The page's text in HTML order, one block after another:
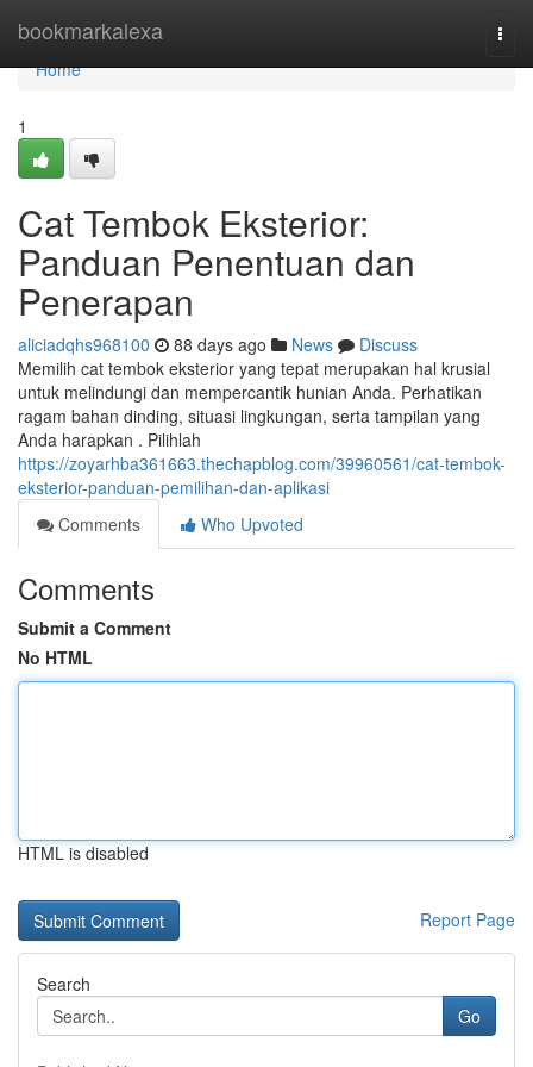
bookmarkalexa
Home
Home
1
Cat Tembok Eksterior:
Panduan Penentuan dan
Penerapan
aliciadqhs968100 88 days ago News
Discuss
Memilih cat tembok eksterior yang tepat merupakan hal krusial
untuk melindungi dan mempercantik hunian Anda. Perhatikan
ragam bahan dinding, situasi lingkungan, serta tampilan yang
Anda harapkan . Pilihlah
https://zoyarhba361663.thechapblog.com/39960561/cat-tembok-
eksterior-panduan-pemilihan-dan-aplikasi
Comments
Who Upvoted
Comments
Submit a Comment
No HTML
HTML is disabled
Report Page
Search
Go